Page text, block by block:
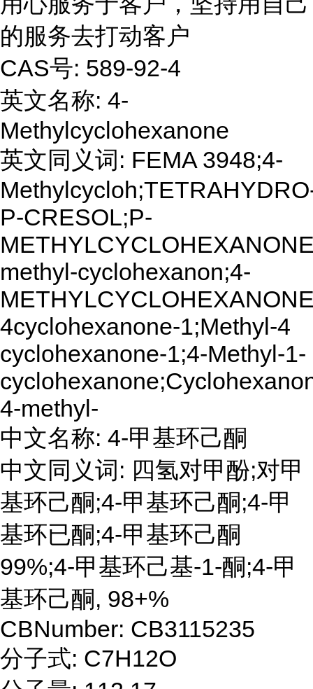
的服务去打动客户
CAS号: 589-92-4
英文名称: 4-
Methylcyclohexanone
英文同义词: FEMA 3948;4-
P-CRESOL;P-
methyl-cyclohexanon;4-
4cyclohexanone-1;Methyl-4
cyclohexanone-1;4-Methyl-1-
4-methyl-
中文名称: 4-甲基环己酮
中文同义词: 四氢对甲酚;对甲
基环己酮;4-甲基环己酮;4-甲
基环已酮;4-甲基环己酮
99%;4-甲基环己基-1-酮;4-甲
基环己酮, 98+%
CBNumber: CB3115235
分子式: C7H12O